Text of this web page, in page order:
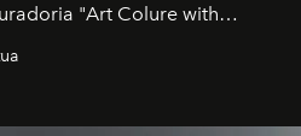
"Art Colure with